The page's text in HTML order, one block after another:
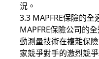
況。
3.3 MAPFRE保險的全
MAPFRE保險公司的
動測量技術在複雜保
家競爭對手的激烈競